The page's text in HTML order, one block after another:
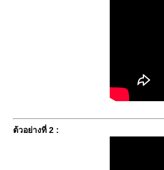
ต้วอย่างที่ 2 :